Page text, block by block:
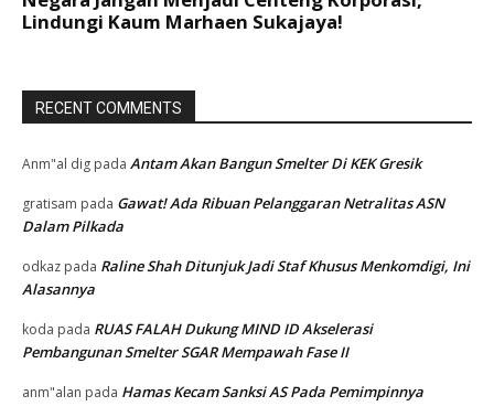
RECENT COMMENTS
Anm"al dig pada Antam Akan Bangun Smelter Di KEK Gresik
gratisam pada Gawat! Ada Ribuan Pelanggaran Netralitas ASN
Dalam Pilkada
odkaz pada Raline Shah Ditunjuk Jadi Staf Khusus Menkomdigi, Ini
Alasannya
koda pada RUAS FALAH Dukung MIND ID Akselerasi
Pembangunan Smelter SGAR Mempawah Fase II
anm"alan pada Hamas Kecam Sanksi AS Pada Pemimpinnya